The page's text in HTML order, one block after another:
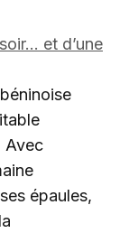
et d’une
Avec
épaules,